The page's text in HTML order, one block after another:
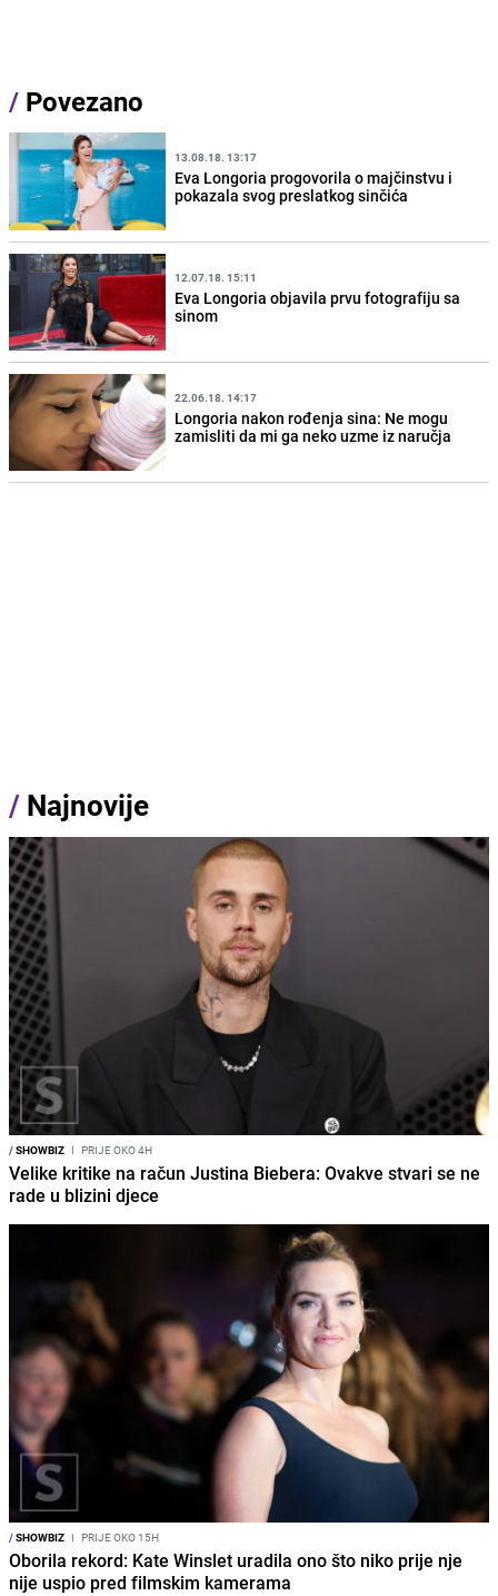
/ Povezano
13.08.18. 13:17
Eva Longoria progovorila o majčinstvu i
pokazala svog preslatkog sinčića
12.07.18. 15:11
Eva Longoria objavila prvu fotografiju sa
sinom
22.06.18. 14:17
Longoria nakon rođenja sina: Ne mogu
zamisliti da mi ga neko uzme iz naručja
/ Najnovije
/SHOWBIZ I PRIJE OKO 4H
Velike kritike na račun Justina Biebera: Ovakve stvari se ne
rade u blizini djece
/SHOWBIZ I PRIJE OKO 15H
Oborila rekord: Kate Winslet uradila ono što niko prije nje
nije uspio pred filmskim kamerama